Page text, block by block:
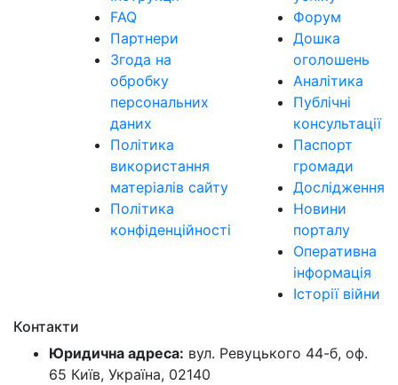
FAQ
Партнери
Згода на
обробку
персональних
даних
Політика
використання
матеріалів сайту
Політика
конфіденційності
Форум
Дошка
оголошень
Аналітика
Публічні
консультації
Паспорт
громади
Дослідження
Новини
порталу
Оперативна
інформація
Історії війни
Контакти
Юридична адреса: вул. Ревуцького 44-б, оф.
65 Київ, Україна, 02140